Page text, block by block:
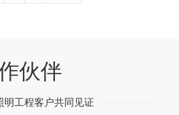
伙伴
明工程客户共同见证